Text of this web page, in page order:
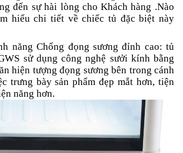
đến sựhài lòng cho Khách hàng .Nào
hiểu chi tiết về chiếc tủ đặc biệt này
năngChống đọng sương đỉnh cao: tủ
sử dụng công nghệ sưởi kính bằng
hiện tượng đọng sương bên trong cánh
trưng bày sản phẩm đẹp mắt hơn, tiện
năng hơn.